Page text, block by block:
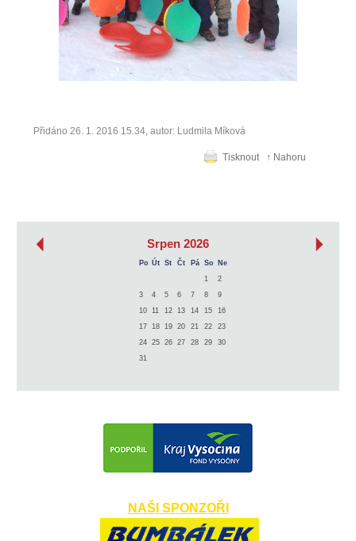
Přidáno 26. 1. 2016 15.34, autor: Ludmila Míková
Tisknout ↑ Nahoru
Srpen 2026
Po Út St Čt Pá So
Ne
1
2
3
4 5 6 7 8
9
10
11 12 13 14 15
16
17
18 19 20 21 22
23
24
25 26 27 28 29
30
31
NAŠI SPONZOŘI